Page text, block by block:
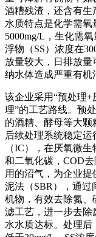
酒糟残渣，还含有生
水质特点是化学需氧
5000mg/L，生化需
浮物（SS）浓度在
放量较大，日排放
纳水体造成严重有机
该企业采用“预处理
理”的工艺路线。预
的酒糟、酵母等大
后续处理系统稳定
（IC），在厌氧微
和二氧化碳，COD去
用的沼气，为企业
泥法（SBR），通
机物，有效去除氮、
滤工艺，进一步去除
水水质达标。处理后